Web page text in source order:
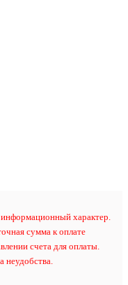
характер.
сумма к оплате
счета для оплаты.
неудобства.